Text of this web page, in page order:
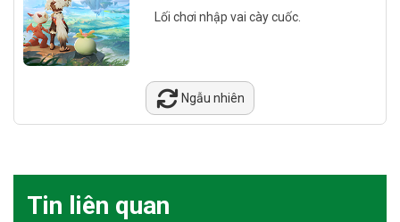
Lối chơi nhập vai cày cuốc.
Ngẫu nhiên
Tin liên quan